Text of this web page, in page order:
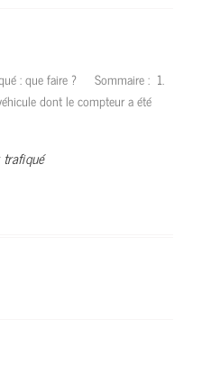
: que faire ? Sommaire : 1.
dont le compteur a été